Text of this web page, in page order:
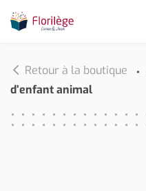
Retour à la boutique
d’enfant animal